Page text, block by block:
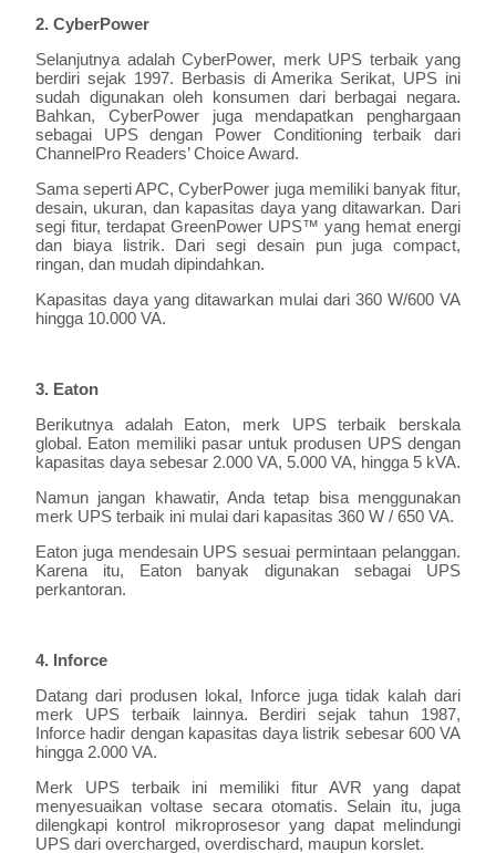
2. CyberPower
Selanjutnya adalah CyberPower, merk UPS terbaik yang
berdiri sejak 1997. Berbasis di Amerika Serikat, UPS ini
sudah digunakan oleh konsumen dari berbagai negara.
Bahkan, CyberPower juga mendapatkan penghargaan
sebagai UPS dengan Power Conditioning terbaik dari
ChannelPro Readers’ Choice Award.
Sama seperti APC, CyberPower juga memiliki banyak fitur,
desain, ukuran, dan kapasitas daya yang ditawarkan. Dari
segi fitur, terdapat GreenPower UPS™ yang hemat energi
dan biaya listrik. Dari segi desain pun juga compact,
ringan, dan mudah dipindahkan.
Kapasitas daya yang ditawarkan mulai dari 360 W/600 VA
hingga 10.000 VA.
3. Eaton
Berikutnya adalah Eaton, merk UPS terbaik berskala
global. Eaton memiliki pasar untuk produsen UPS dengan
kapasitas daya sebesar 2.000 VA, 5.000 VA, hingga 5 kVA.
Namun jangan khawatir, Anda tetap bisa menggunakan
merk UPS terbaik ini mulai dari kapasitas 360 W / 650 VA.
Eaton juga mendesain UPS sesuai permintaan pelanggan.
Karena itu, Eaton banyak digunakan sebagai UPS
perkantoran.
4. Inforce
Datang dari produsen lokal, Inforce juga tidak kalah dari
merk UPS terbaik lainnya. Berdiri sejak tahun 1987,
Inforce hadir dengan kapasitas daya listrik sebesar 600 VA
hingga 2.000 VA.
Merk UPS terbaik ini memiliki fitur AVR yang dapat
menyesuaikan voltase secara otomatis. Selain itu, juga
dilengkapi kontrol mikroprosesor yang dapat melindungi
UPS dari overcharged, overdischard, maupun korslet.